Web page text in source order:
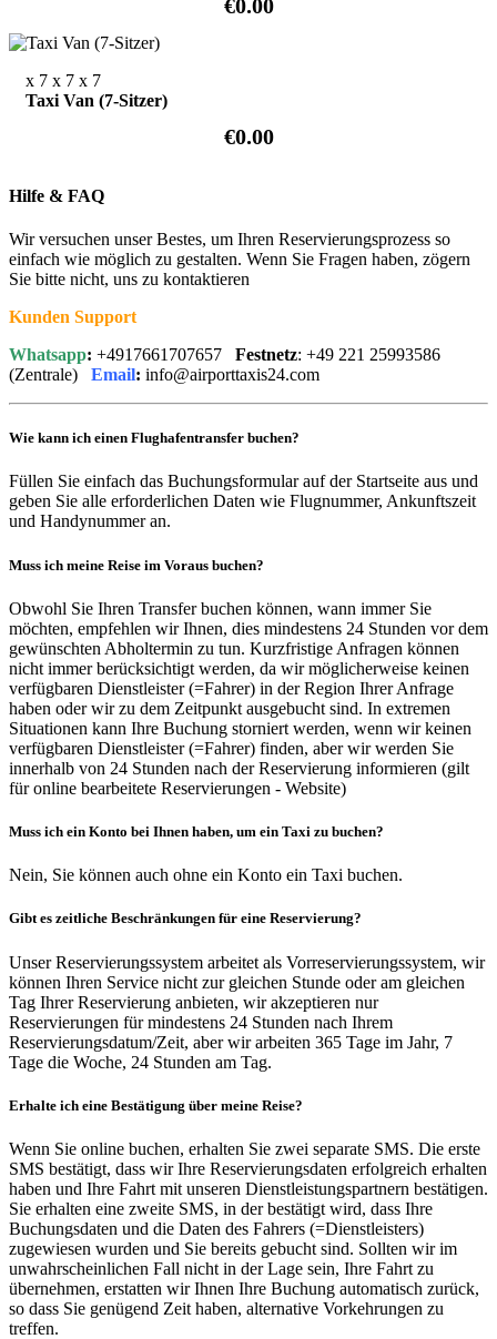
€0.00
x 7 x 7 x 7
Taxi Van (7-Sitzer)
€0.00
Hilfe & FAQ
Wir versuchen unser Bestes, um Ihren Reservierungsprozess so
einfach wie möglich zu gestalten. Wenn Sie Fragen haben, zögern
Sie bitte nicht, uns zu kontaktieren
Kunden Support
Whatsapp: +4917661707657 Festnetz: +49 221 25993586
(Zentrale) Email: info@airporttaxis24.com
Wie kann ich einen Flughafentransfer buchen?
Füllen Sie einfach das Buchungsformular auf der Startseite aus und
geben Sie alle erforderlichen Daten wie Flugnummer, Ankunftszeit
und Handynummer an.
Muss ich meine Reise im Voraus buchen?
Obwohl Sie Ihren Transfer buchen können, wann immer Sie
möchten, empfehlen wir Ihnen, dies mindestens 24 Stunden vor dem
gewünschten Abholtermin zu tun. Kurzfristige Anfragen können
nicht immer berücksichtigt werden, da wir möglicherweise keinen
verfügbaren Dienstleister (=Fahrer) in der Region Ihrer Anfrage
haben oder wir zu dem Zeitpunkt ausgebucht sind. In extremen
Situationen kann Ihre Buchung storniert werden, wenn wir keinen
verfügbaren Dienstleister (=Fahrer) finden, aber wir werden Sie
innerhalb von 24 Stunden nach der Reservierung informieren (gilt
für online bearbeitete Reservierungen - Website)
Muss ich ein Konto bei Ihnen haben, um ein Taxi zu buchen?
Nein, Sie können auch ohne ein Konto ein Taxi buchen.
Gibt es zeitliche Beschränkungen für eine Reservierung?
Unser Reservierungssystem arbeitet als Vorreservierungssystem, wir
können Ihren Service nicht zur gleichen Stunde oder am gleichen
Tag Ihrer Reservierung anbieten, wir akzeptieren nur
Reservierungen für mindestens 24 Stunden nach Ihrem
Reservierungsdatum/Zeit, aber wir arbeiten 365 Tage im Jahr, 7
Tage die Woche, 24 Stunden am Tag.
Erhalte ich eine Bestätigung über meine Reise?
Wenn Sie online buchen, erhalten Sie zwei separate SMS. Die erste
SMS bestätigt, dass wir Ihre Reservierungsdaten erfolgreich erhalten
haben und Ihre Fahrt mit unseren Dienstleistungspartnern bestätigen.
Sie erhalten eine zweite SMS, in der bestätigt wird, dass Ihre
Buchungsdaten und die Daten des Fahrers (=Dienstleisters)
zugewiesen wurden und Sie bereits gebucht sind. Sollten wir im
unwahrscheinlichen Fall nicht in der Lage sein, Ihre Fahrt zu
übernehmen, erstatten wir Ihnen Ihre Buchung automatisch zurück,
so dass Sie genügend Zeit haben, alternative Vorkehrungen zu
treffen.